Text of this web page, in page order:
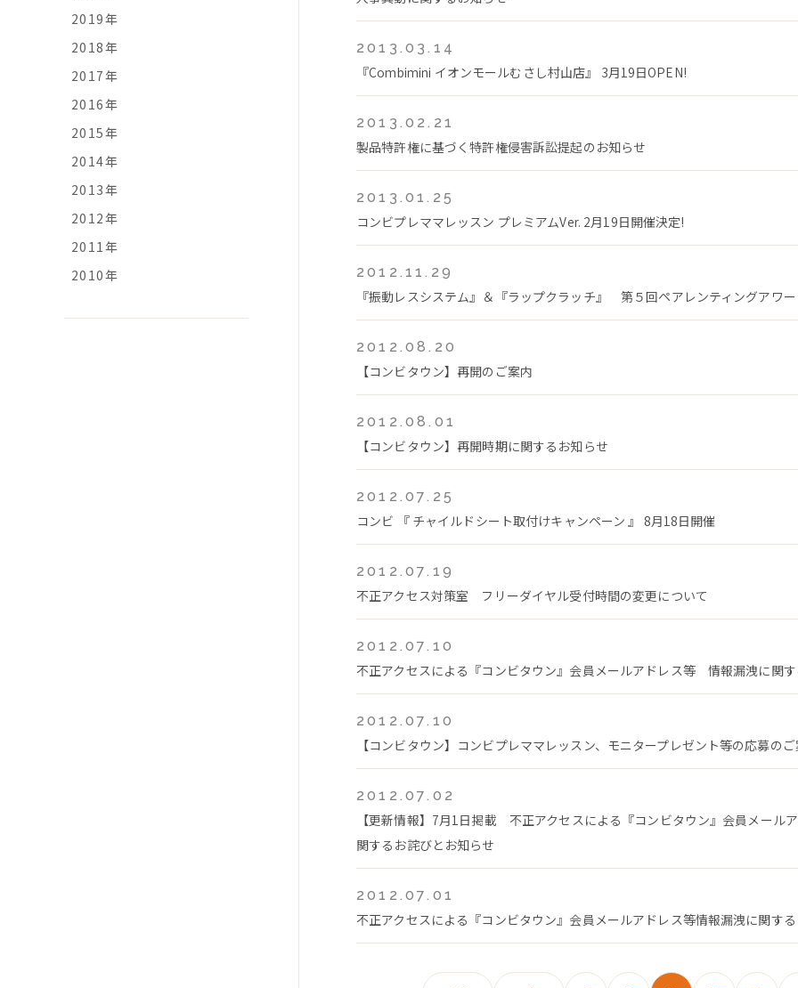
2013.03.14
『Combimini イオンモールむさし村山店』 3月19日OPEN!
2013.02.21
製品特許権に基づく特許権侵害訴訟提起のお知らせ
2013.01.25
コンビプレママレッスン プレミアムVer. 2月19日開催決定!
2012.11.29
『振動レスシステム』＆『ラップクラッチ』 第５回ペアレンティングアワ
2012.08.20
【コンビタウン】再開のご案内
2012.08.01
【コンビタウン】再開時期に関するお知らせ
2012.07.25
コンビ 『 チャイルドシート取付けキャンペーン 』 8月18日開催
2012.07.19
不正アクセス対策室 フリーダイヤル受付時間の変更について
2012.07.10
不正アクセスによる『コンビタウン』会員メールアドレス等 情報漏洩に関
2012.07.10
【コンビタウン】コンビプレママレッスン、モニタープレゼント等の応募の
2012.07.02
【更新情報】7月1日掲載 不正アクセスによる『コンビタウン』会員メール
関するお詫びとお知らせ
2012.07.01
不正アクセスによる『コンビタウン』会員メールアドレス等情報漏洩に関す
2019年
2018年
2017年
2016年
2015年
2014年
2013年
2012年
2011年
2010年